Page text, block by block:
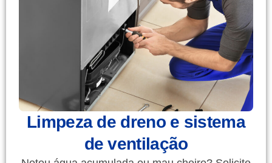
Limpeza de dreno e sistema
de ventilação